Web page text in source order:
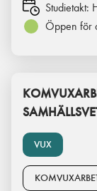
Studietakt:
Öppen för
VUX